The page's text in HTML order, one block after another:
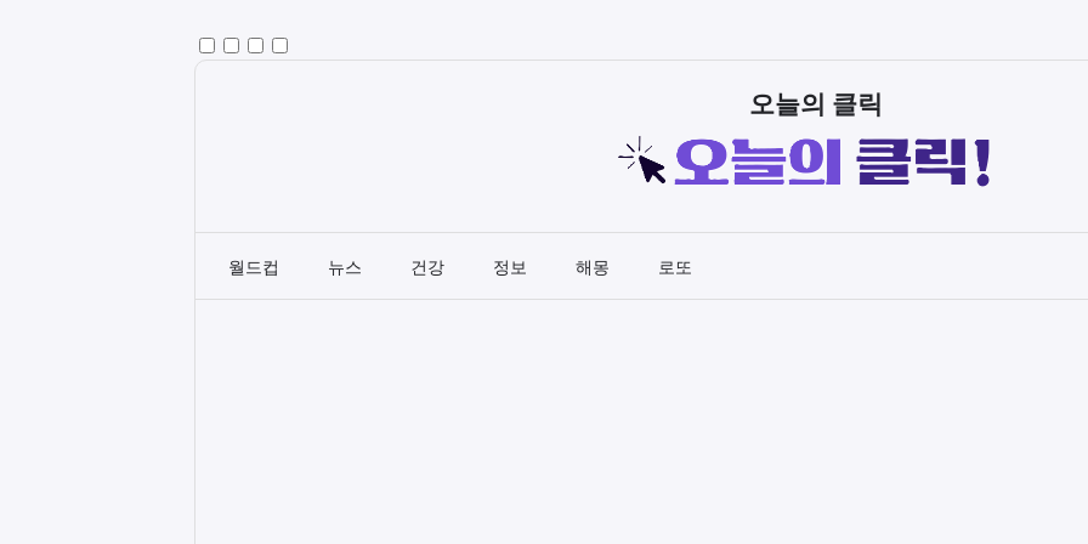
오늘의 클릭
월드컵 뉴스 건강 정보 해몽 로또